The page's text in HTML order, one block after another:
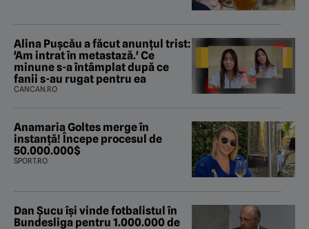
Alina Pușcău a făcut anunțul trist:
'Am intrat în metastază.' Ce
minune s-a întâmplat după ce
fanii s-au rugat pentru ea
CANCAN.RO
Anamaria Goltes merge în
instanță! Începe procesul de
50.000.000$
SPORT.RO
Dan Șucu își vinde fotbalistul în
Bundesliga pentru 1.000.000 de